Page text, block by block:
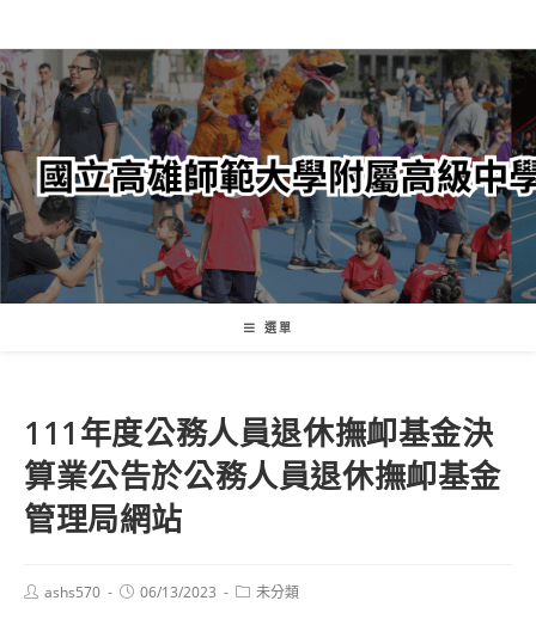
轉
至
主
內
容
選單
111年度公務人員退休撫卹基金決
算業公告於公務人員退休撫卹基金
管理局網站
Postashs570
Post06/13/2023
Post未分類